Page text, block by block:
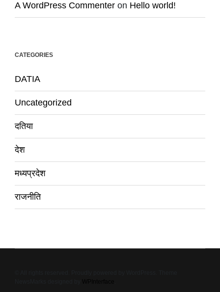
A WordPress Commenter on Hello world!
CATEGORIES
DATIA
Uncategorized
दतिया
देश
मध्यप्रदेश
राजनीति